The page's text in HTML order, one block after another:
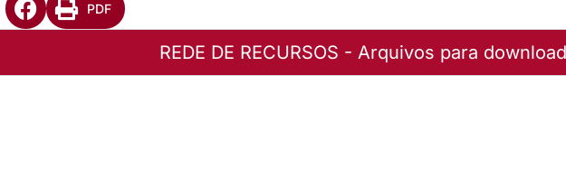
PDF
REDE DE RECURSOS - Arquivos para download